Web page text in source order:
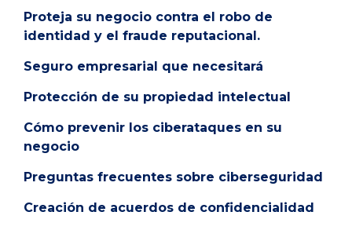
Proteja su negocio contra el robo de
identidad y el fraude reputacional.
Seguro empresarial que necesitará
Protección de su propiedad intelectual
Cómo prevenir los ciberataques en su
negocio
Preguntas frecuentes sobre ciberseguridad
Creación de acuerdos de confidencialidad